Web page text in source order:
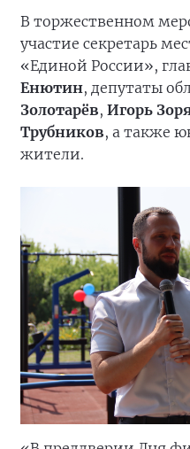
В торжественном
участие секретарь
«Единой России»,
Енютин, депутаты
Золотарёв, Игорь
Трубников, а также
жители.